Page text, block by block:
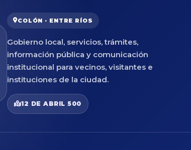
COLÓN · ENTRE RÍOS
Gobierno local, servicios, trámites,
información pública y comunicación
institucional para vecinos, visitantes e
instituciones de la ciudad.
12 DE ABRIL 500